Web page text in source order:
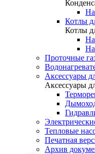
Котлы
Котлы
Проточные
Аксессуары
Аксессуары
Тепловые
Печатная
Архив